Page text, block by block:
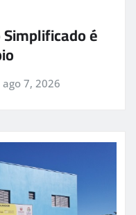
é
ago 7, 2026